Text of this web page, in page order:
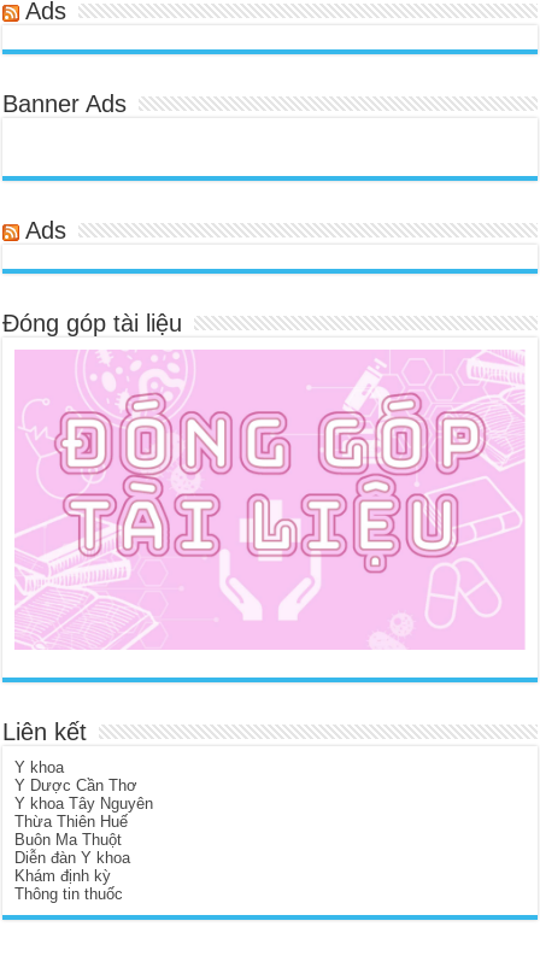
Ads
Banner Ads
Ads
Đóng góp tài liệu
Liên kết
Y khoa
Y Dược Cần Thơ
Y khoa Tây Nguyên
Thừa Thiên Huế
Buôn Ma Thuột
Diễn đàn Y khoa
Khám định kỳ
Thông tin thuốc